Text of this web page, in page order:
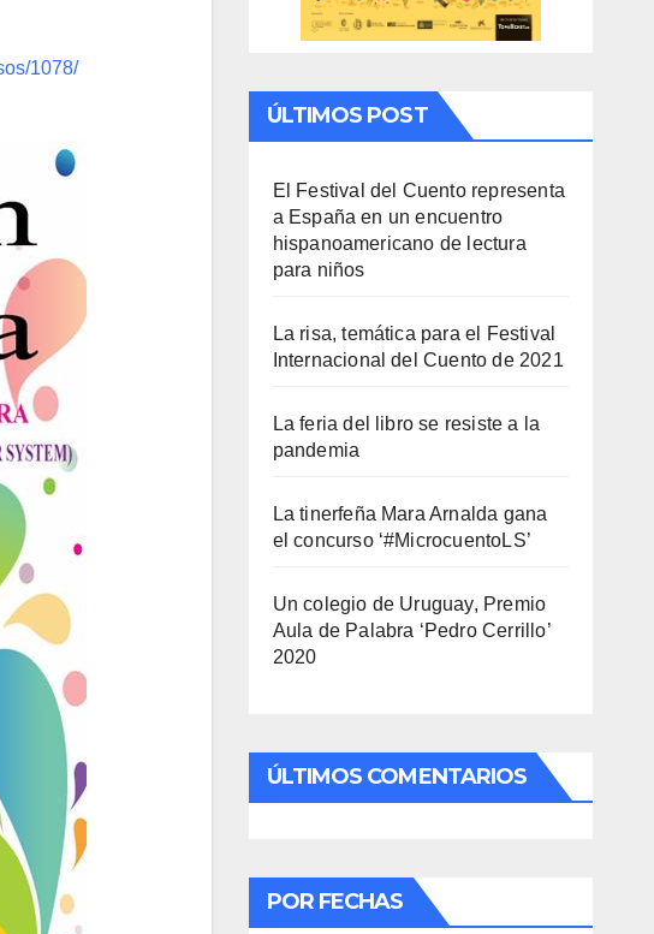
1078/
ÚLTIMOS POST
El Festival del Cuento representa
a España en un encuentro
hispanoamericano de lectura
para niños
La risa, temática para el Festival
Internacional del Cuento de 2021
La feria del libro se resiste a la
pandemia
La tinerfeña Mara Arnalda gana
el concurso ‘#MicrocuentoLS’
Un colegio de Uruguay, Premio
Aula de Palabra ‘Pedro Cerrillo’
2020
ÚLTIMOS COMENTARIOS
POR FECHAS